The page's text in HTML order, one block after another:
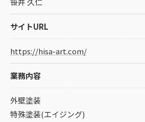
サイトURL
https://hisa-art.com/
業務内容
外壁塗装
特殊塗装(エイジング)